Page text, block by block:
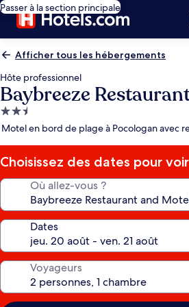
Passer à la section principale
Afficher tous les hébergements
Hôte professionnel
Baybreeze
Hébergement
2.5 étoiles
Motel en bord de plage à Pocologan avec
Choisissez des dates pour
Où allez-vous ?
Dates
Voyageurs